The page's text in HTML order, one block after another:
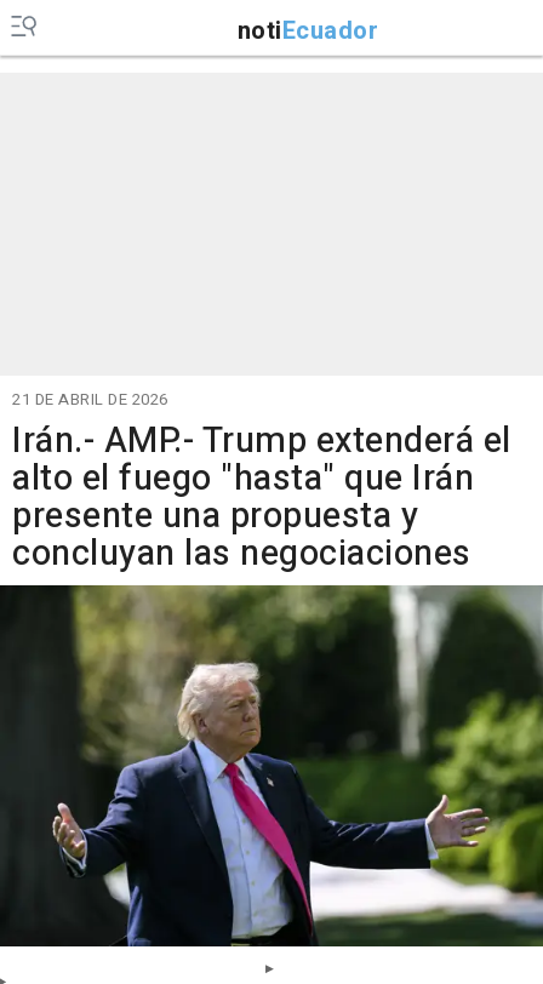
notiEcuador
21 DE ABRIL DE 2026
Irán.- AMP.- Trump extenderá el
alto el fuego "hasta" que Irán
presente una propuesta y
concluyan las negociaciones